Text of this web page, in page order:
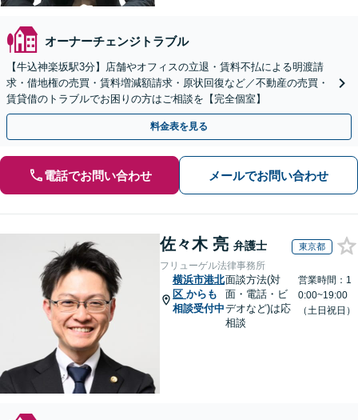
オーナーチェンジトラブル
【牛込神楽坂駅3分】店舗やオフィスの立退・賃料不払による明渡請
求・借地権の売買・賃料増減額請求・原状回復など／不動産の売買・
賃貸借のトラブルでお困りの方はご相談を【完全個室】
料金表を見る
電話でお問い合わせ メールでお問い合わせ
佐々木 亮 弁護士 東京都
フリューゲル法律事務所
横浜市港北
区 からも
相談受付中
面談方法(対
面・電話・ビ
デオなど)は応
相談
営業時間：1
0:00~19:00
（土日祝日）